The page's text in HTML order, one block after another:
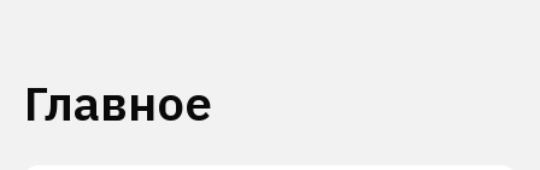
Главное